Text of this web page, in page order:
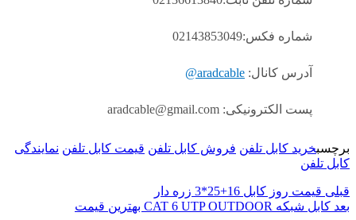
شماره فکس:02143853049
آدرس کانال: aradcable@
پست الکترونیکی: aradcable@gmail.com
برچسبخرید کابل تلفن فروش کابل تلفن قیمت کابل تلفن نمایندگی
کابل تلفن
قبلی قیمت روز کابل 16+25*3 زره دار
بعد کابل شبکه CAT 6 UTP OUTDOOR بهترین قیمت